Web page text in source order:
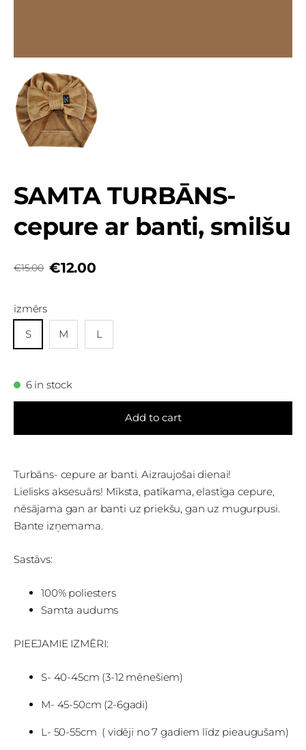
SAMTA TURBĀNS-
cepure ar banti, smilšu
€15.00 €12.00
izmērs
S
M L
6 in stock
Add to cart
Turbāns- cepure ar banti. Aizraujošai dienai!
Lielisks aksesuārs! Mīksta, patīkama, elastīga cepure,
nēsājama gan ar banti uz priekšu, gan uz mugurpusi.
Bante izņemama.
Sastāvs:
100% poliesters
Samta audums
PIEEJAMIE IZMĒRI:
S- 40-45cm (3-12 mēnešiem)
M- 45-50cm (2-6gadi)
L- 50-55cm ( vidēji no 7 gadiem līdz pieaugušam)